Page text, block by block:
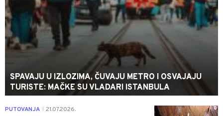
SPAVAJU U IZLOZIMA, ČUVAJU METRO I OSVAJAJU
TURISTE: MAČKE SU VLADARI ISTANBULA
0
PUTOVANJA 21.07.2026.